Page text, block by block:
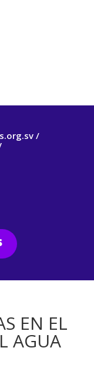
/
EN EL
AGUA